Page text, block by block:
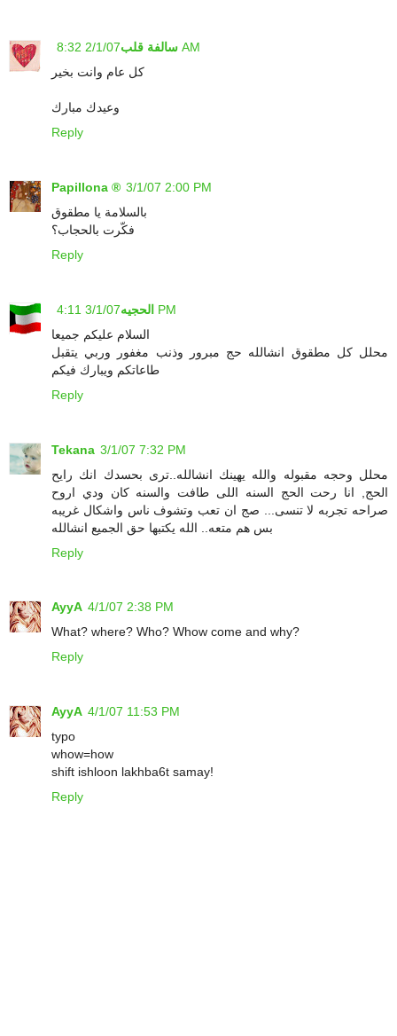
سالفة قلب 2/1/07 8:32 AM
كل عام وانت بخير
وعيدك مبارك
Reply
Papillona ® 3/1/07 2:00 PM
بالسلامة يا مطقوق
فكّرت بالحجاب؟
Reply
الحجيه 3/1/07 4:11 PM
السلام عليكم جميعا
محلل كل مطقوق انشالله حج مبرور وذنب مغفور وربي يتقبل
طاعاتكم ويبارك فيكم
Reply
Tekana 3/1/07 7:32 PM
محلل وحجه مقبوله والله يهينك انشالله..ترى بحسدك انك رايح
الحج, انا رحت الحج السنه اللى طافت والسنه كان ودي اروح
صراحه تجربه لا تنسى... صج ان تعب وتشوف ناس واشكال غريبه
بس هم متعه.. الله يكتبها حق الجميع انشالله
Reply
AyyA 4/1/07 2:38 PM
What? where? Who? Whow come and why?
Reply
AyyA 4/1/07 11:53 PM
typo
whow=how
shift ishloon lakhba6t samay!
Reply